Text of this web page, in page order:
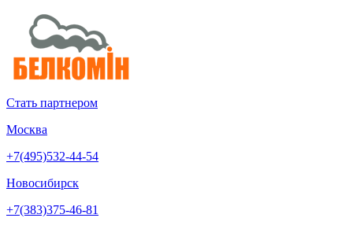
Стать партнером
Москва
+7(495)532-44-54
Новосибирск
+7(383)375-46-81